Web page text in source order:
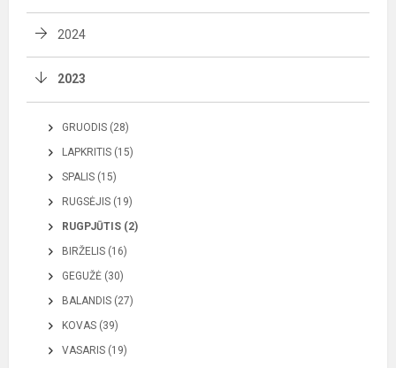
2024
2023
GRUODIS (28)
LAPKRITIS (15)
SPALIS (15)
RUGSĖJIS (19)
RUGPJŪTIS (2)
BIRŽELIS (16)
GEGUŽĖ (30)
BALANDIS (27)
KOVAS (39)
VASARIS (19)